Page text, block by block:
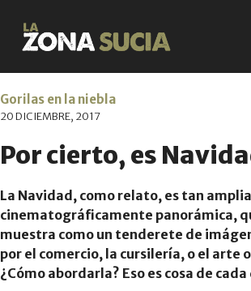
Gorilas en la niebla
20 DICIEMBRE, 2017
Por cierto, es
La Navidad, como relato, es tan
cinematográficamente panorámica,
muestra como un tenderete de
por el comercio, la cursilería, o el arte
¿Cómo abordarla? Eso es cosa de